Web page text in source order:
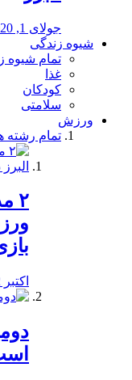
جولای 1, 2020
شیوه زندگی
تمام شیوه
غذا
کودکان
سلامتی
ورزش
تمام
اکتبر 12, 2023